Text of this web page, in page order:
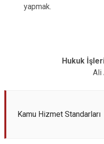
yapmak.
Hukuk
Ali
Kamu Hizmet Standarları